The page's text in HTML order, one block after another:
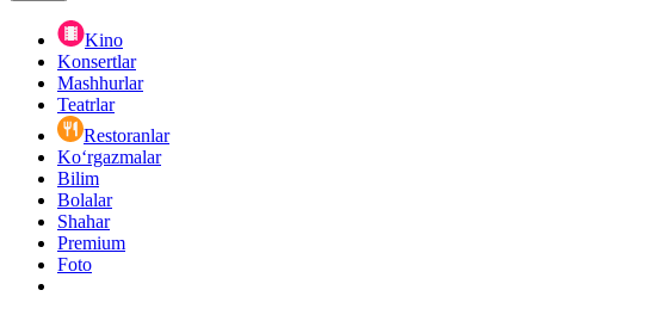
Kino
Konsertlar
Mashhurlar
Teatrlar
Restoranlar
Ko‘rgazmalar
Bilim
Bolalar
Shahar
Premium
Foto